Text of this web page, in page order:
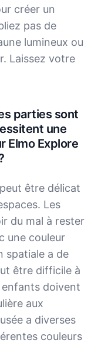
créer un
pas de
lumineux ou
Laissez votre
parties sont
une
Elmo Explore
être délicat
Les
du mal à rester
une couleur
spatiale a de
être difficile à
doivent
aux
a diverses
couleurs